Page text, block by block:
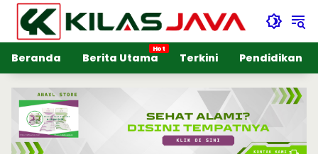
Langsung
konten
Beranda
Berita Utama Terkini Pendidikan